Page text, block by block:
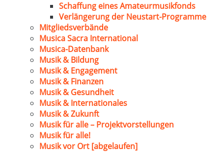
Schaffung eines Amateurmusikfonds
Verlängerung der Neustart-Programme
Mitgliedsverbände
Musica Sacra International
Musica-Datenbank
Musik & Bildung
Musik & Engagement
Musik & Finanzen
Musik & Gesundheit
Musik & Internationales
Musik & Zukunft
Musik für alle – Projektvorstellungen
Musik für alle!
Musik vor Ort [abgelaufen]